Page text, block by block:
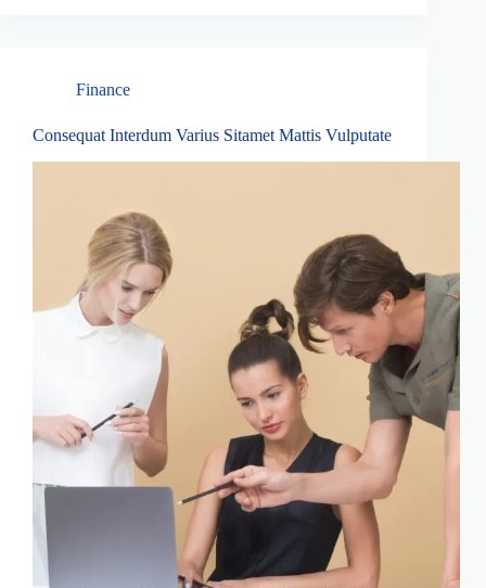
Finance
Consequat Interdum Varius Sitamet Mattis Vulputate